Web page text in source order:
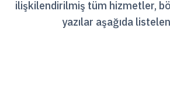
ilişkilendirilmiş tüm hizmetler,
yazılar aşağıda